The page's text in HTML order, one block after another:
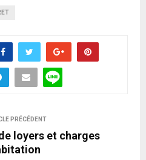
PRÉCÉDENT
loyers et charges